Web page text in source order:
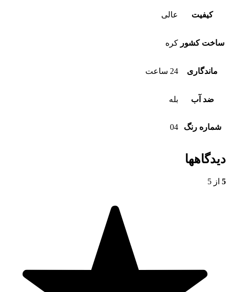
کیفیت عالی
ساخت کشور کره
ماندگاری 24 ساعت
ضد آب بله
شماره رنگ 04
دیدگاهها
5 از 5